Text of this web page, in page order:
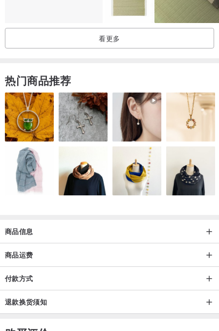
2.本商品枕套可使用一般洗衣机清洗，枕芯请勿清洗；枕芯如需清
洁，可放置阳光下拍打杀菌即可。
3. 因拍摄灯光或电脑色差有颜色差异情形，请依实品为主。
看更多
热门商品推荐
商品信息
商品运费
付款方式
退款换货须知